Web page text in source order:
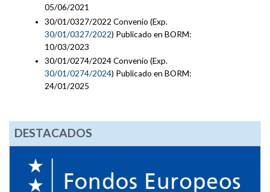
05/06/2021
30/01/0327/2022 Convenio (Exp.
30/01/0327/2022) Publicado en BORM:
10/03/2023
30/01/0274/2024 Convenio (Exp.
30/01/0274/2024) Publicado en BORM:
24/01/2025
DESTACADOS